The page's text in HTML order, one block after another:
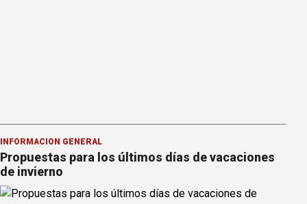
INFORMACION GENERAL
Propuestas para los últimos días de vacaciones
de invierno